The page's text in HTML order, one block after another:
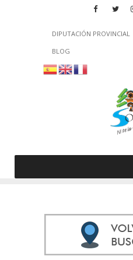
DIPUTACIÓN PROVINCIAL
BLOG